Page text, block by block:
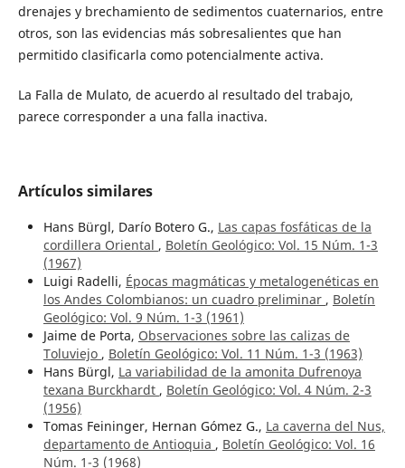
drenajes y brechamiento de sedimentos cuaternarios, entre
otros, son las evidencias más sobresalientes que han
permitido clasificarla como potencialmente activa.
La Falla de Mulato, de acuerdo al resultado del trabajo,
parece corresponder a una falla inactiva.
Artículos similares
Hans Bürgl, Darío Botero G., Las capas fosfáticas de la
cordillera Oriental , Boletín Geológico: Vol. 15 Núm. 1-3
(1967)
Luigi Radelli, Épocas magmáticas y metalogenéticas en
los Andes Colombianos: un cuadro preliminar , Boletín
Geológico: Vol. 9 Núm. 1-3 (1961)
Jaime de Porta, Observaciones sobre las calizas de
Toluviejo , Boletín Geológico: Vol. 11 Núm. 1-3 (1963)
Hans Bürgl, La variabilidad de la amonita Dufrenoya
texana Burckhardt , Boletín Geológico: Vol. 4 Núm. 2-3
(1956)
Tomas Feininger, Hernan Gómez G., La caverna del Nus,
departamento de Antioquia , Boletín Geológico: Vol. 16
Núm. 1-3 (1968)